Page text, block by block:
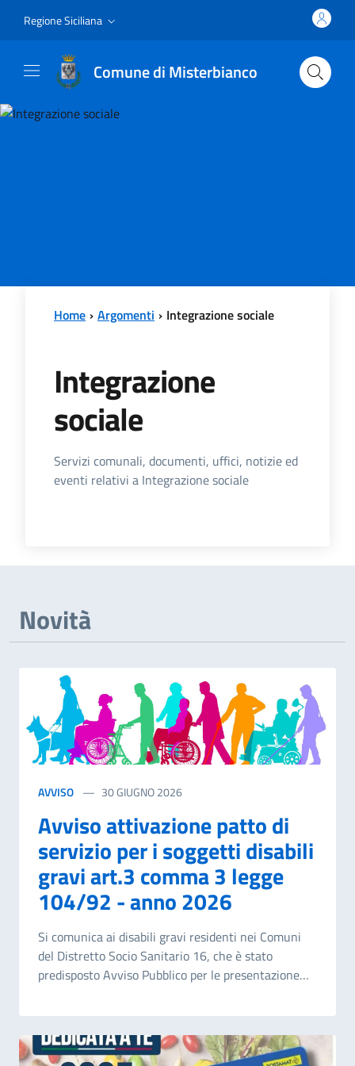
Regione Siciliana
Comune di Misterbianco
Home Argomenti Integrazione sociale
Integrazione
sociale
Dettagli dell'Argomento
Servizi comunali, documenti, uffici, notizie ed
eventi relativi a Integrazione sociale
Novità
AVVISO 30 GIUGNO 2026
Avviso attivazione patto di
servizio per i soggetti disabili
gravi art.3 comma 3 legge
104/92 - anno 2026
Si comunica ai disabili gravi residenti nei Comuni
del Distretto Socio Sanitario 16, che è stato
predisposto Avviso Pubblico per le presentazione
servizio per i soggetti in possesso della
certificazione di cui alla legge 104/1992 art 3
comma.3 e dal d.lgs 3 maggio 2024, n.62 e ss.mm. e